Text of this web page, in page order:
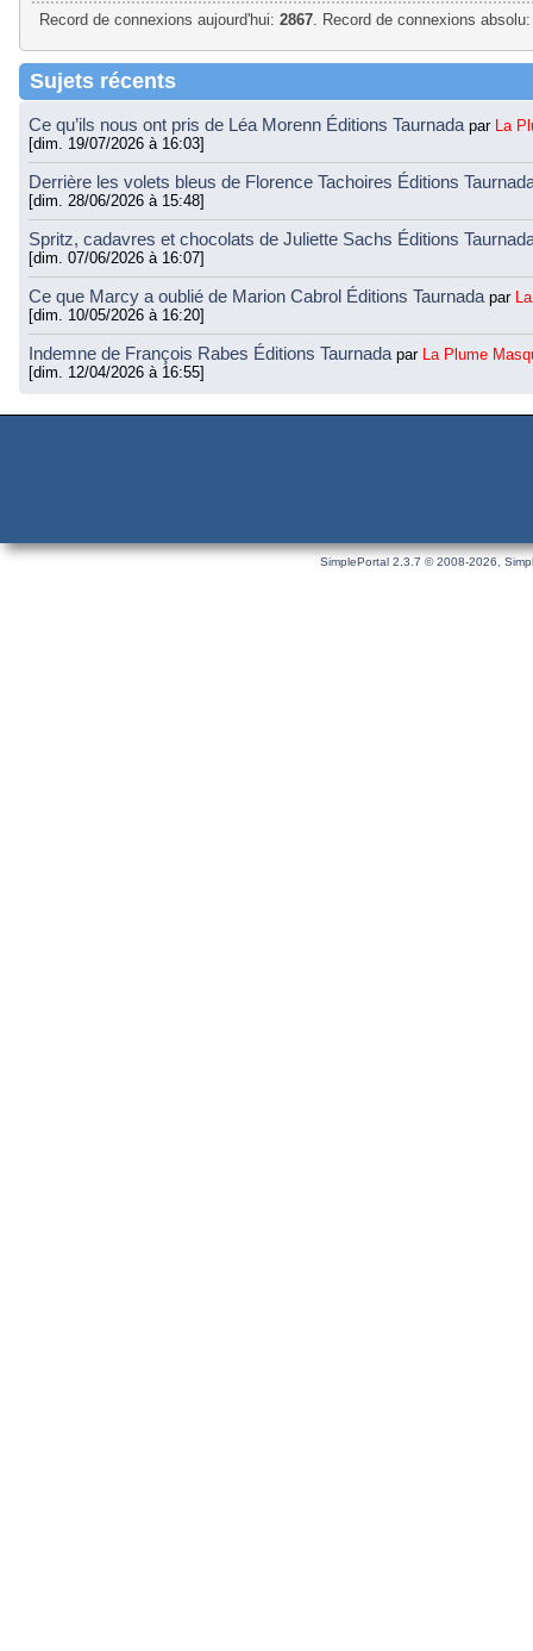
Record de connexions aujourd'hui:2867. Record de connexions
Sujets récents
Ce qu’ils nous ont pris de Léa Morenn Éditions Taurnada par La
[dim. 19/07/2026 à 16:03]
Derrière les volets bleus de Florence Tachoires Éditions
[dim. 28/06/2026 à 15:48]
Spritz, cadavres et chocolats de Juliette Sachs Éditions
[dim. 07/06/2026 à 16:07]
Ce que Marcy a oublié de Marion Cabrol Éditions Taurnada par
[dim. 10/05/2026 à 16:20]
Indemne de François Rabes Éditions Taurnada par La Plume
[dim. 12/04/2026 à 16:55]
SimplePortal 2.3.7 © 2008-2026,